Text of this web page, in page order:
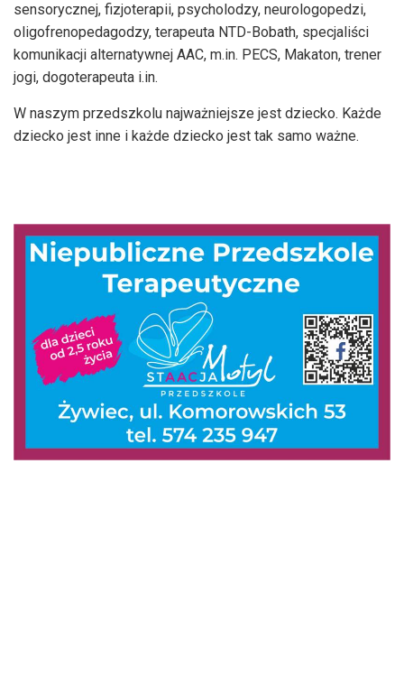
sensorycznej, fizjoterapii, psycholodzy, neurologopedzi,
oligofrenopedagodzy, terapeuta NTD-Bobath, specjaliści
komunikacji alternatywnej AAC, m.in. PECS, Makaton, trener
jogi, dogoterapeuta i.in.
W naszym przedszkolu najważniejsze jest dziecko. Każde
dziecko jest inne i każde dziecko jest tak samo ważne.